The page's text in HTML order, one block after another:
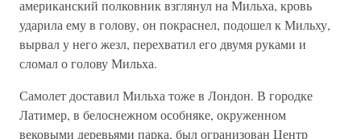
американский полковник взглянул на Мильха, кровь
ударила ему в голову, он покраснел, подошел к Мильху,
вырвал у него жезл, перехватил его двумя руками и
сломал о голову Мильха.
Самолет доставил Мильха тоже в Лондон. В городке
Латимер, в белоснежном особняке, окруженном
вековыми деревьями парка, был огранизован Центр